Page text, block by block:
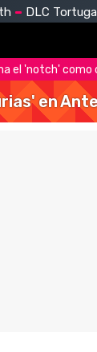
DLC
el 'notch' como
en